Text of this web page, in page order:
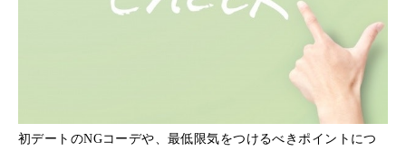
初デートのNGコーデや、最低限気をつけるべきポイントにつ